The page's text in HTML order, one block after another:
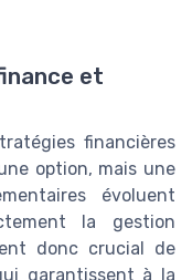
et
financières
option, mais une
évoluent
la gestion
donc crucial de
garantissent à la